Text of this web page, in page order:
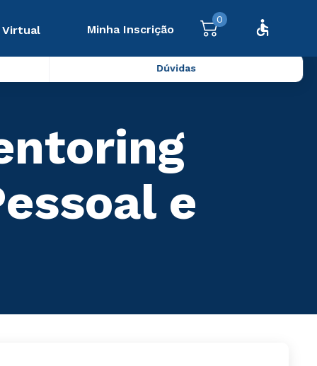
Virtual Minha Inscrição
0
Dúvidas
e